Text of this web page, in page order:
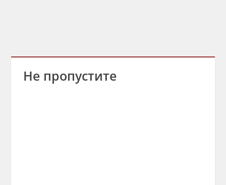
Не пропустите